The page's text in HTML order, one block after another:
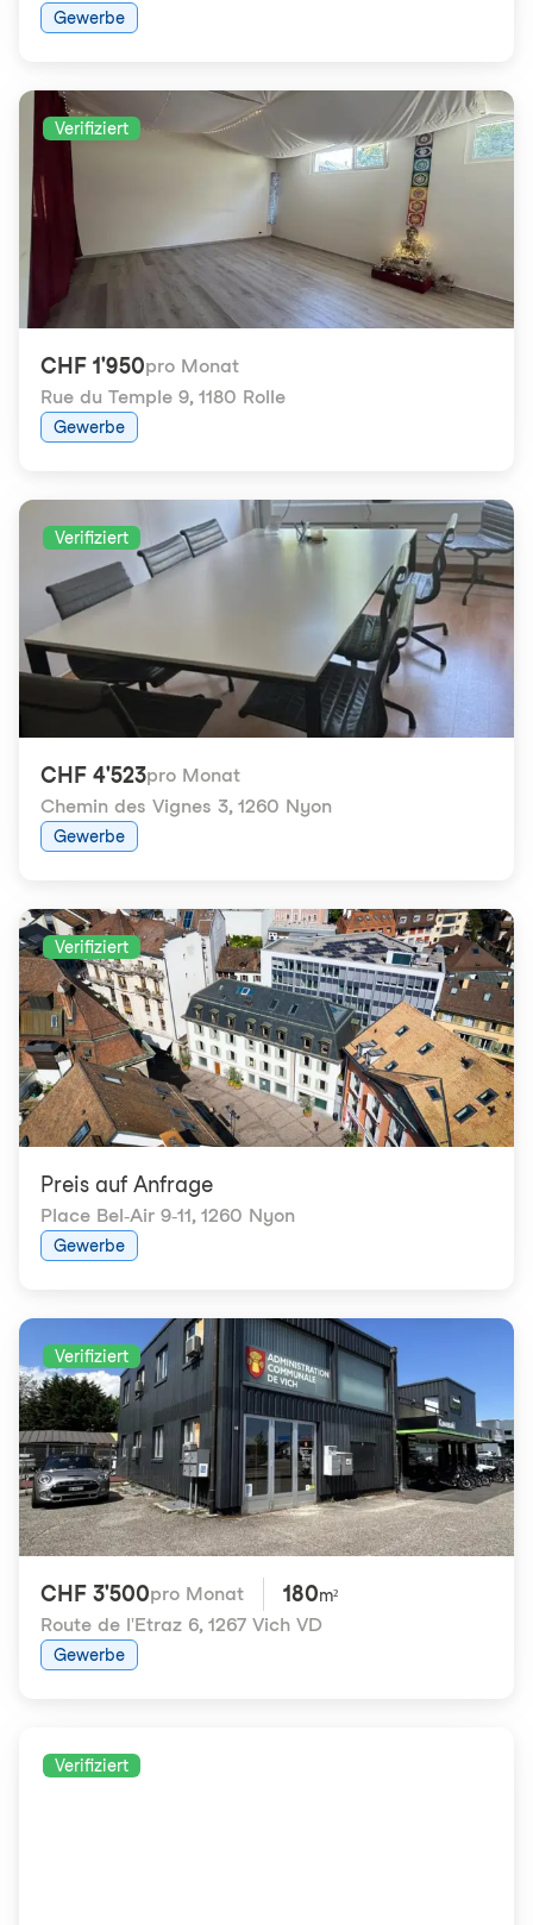
Gewerbe
Verifiziert
CHF 1'950pro Monat
Rue du Temple 9, 1180 Rolle
Gewerbe
Verifiziert
CHF 4'523pro Monat
Chemin des Vignes 3, 1260 Nyon
Gewerbe
Verifiziert
Preis auf Anfrage
Place Bel-Air 9-11, 1260 Nyon
Gewerbe
Verifiziert
CHF 3'500pro Monat 180m²
Route de l'Etraz 6, 1267 Vich VD
Gewerbe
Verifiziert